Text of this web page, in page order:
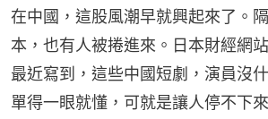
在中國，這股風潮早就興起來了。
本，也有人被捲進來。日本財經網
最近寫到，這些中國短劇，演員沒
單得一眼就懂，可就是讓人停不下